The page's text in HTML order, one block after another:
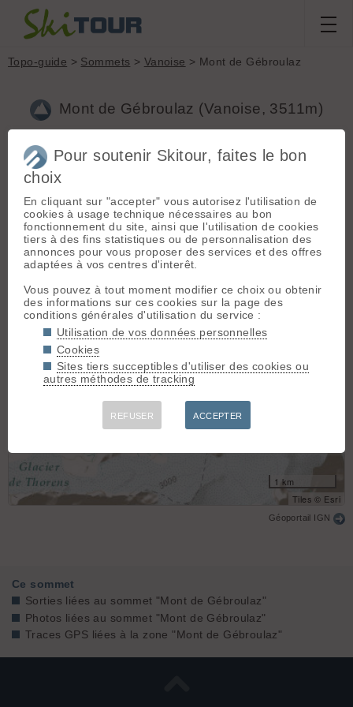
Topo-guide > Sommets > Vanoise > Mont de Gébroulaz
Mont de Gébroulaz (Vanoise, 3511m)
Topos associés - Mont de Gébroulaz
Mont de Gébroulaz
+
−
1 km
Tiles © Esri
Géoportail IGN
Ce sommet
Sorties liées au sommet "Mont de Gébroulaz"
Photos liées au sommet "Mont de Gébroulaz"
Traces GPS liées à la zone "Mont de Gébroulaz"
Pour soutenir Skitour, faites le bon
choix
En cliquant sur "accepter" vous autorisez l'utilisation de
cookies à usage technique nécessaires au bon
fonctionnement du site, ainsi que l'utilisation de cookies
tiers à des fins statistiques ou de personnalisation des
annonces pour vous proposer des services et des offres
adaptées à vos centres d'interêt.
Vous pouvez à tout moment modifier ce choix ou obtenir
des informations sur ces cookies sur la page des
conditions générales d'utilisation du service :
Utilisation de vos données personnelles
Cookies
Sites tiers succeptibles d'utiliser des cookies ou
autres méthodes de tracking
REFUSER ACCEPTER